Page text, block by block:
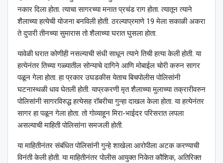
नकार दिला होता. त्याचा सागरच्या मनात प्रचंड राग होता. त्यातून त्याने
शैलाच्या हत्येची योजना बनविली होती. ठरल्याप्रमाणे 19 मेला सकाळी अकरा
ते दुपारी तीनच्या सुमारास तो शैलाच्या घरात घुसला होता.
यावेळी घरात कोणीही नसल्याची संधी साधून त्याने तिची हत्या केली होती. या
हत्येनंतर तिच्या गळ्यातील सोन्याचे दागिने आणि मोबाईल चोरी करुन सागर
पळून गेला होता. हा प्रकार उघडकीस येताच बिचपोलीस पोलिसांनी
घटनास्थळी धाव घेतली होती. याप्रकरणी मृत शैलाच्या मुलाच्या तक्रारीवरुन
पोलिसांनी सागरविरुद्ध हत्येसह रॉबरीचा गुन्हा दाखल केला होता. या हत्येनंतर
सागर हा पळून गेला होता. तो गोव्याहून मिरा-भाईदर परिसरात लपला
असल्याची माहिती पोलिसांना समजली होती.
या माहितीनंतर संबंधित पोलिसांनी गुन्हे शाखेला आरोपीला अटक करण्याची
विनंती केली होती. या माहितीनंतर पोलीस आयुक्त निकेत कौशिक, अतिरिक्त